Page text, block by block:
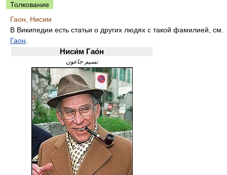
Толкование
Гаон, Нисим
В Википедии есть статьи о других людях с такой фамилией, см.
Гаон
Ниси́м Гао́н
نسيم جاعون